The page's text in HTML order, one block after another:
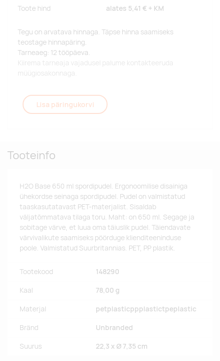
Toote hind alates 5,41 € + KM
Tegu on arvatava hinnaga. Täpse hinna saamiseks
teostage hinnapäring.
Tarneaeg: 12 tööpäeva.
Kiirema tarneaja vajadusel palume kontakteeruda
müügiosakonnaga.
Lisa päringukorvi
Tooteinfo
H2O Base 650 ml spordipudel. Ergonoomilise disainiga
ühekordse seinaga spordipudel. Pudel on valmistatud
taaskasutatavast PET-materjalist. Sisaldab
väljatõmmatava tilaga toru. Maht: on 650 ml. Segage ja
sobitage värve, et luua oma täiuslik pudel. Täiendavate
värvivalikute saamiseks pöörduge klienditeeninduse
poole. Valmistatud Suurbritannias. PET, PP plastik.
Tootekood 148290
Kaal 78,00 g
Materjal petplasticppplastictpeplastic
Bränd Unbranded
Suurus 22,3 x Ø 7,35 cm